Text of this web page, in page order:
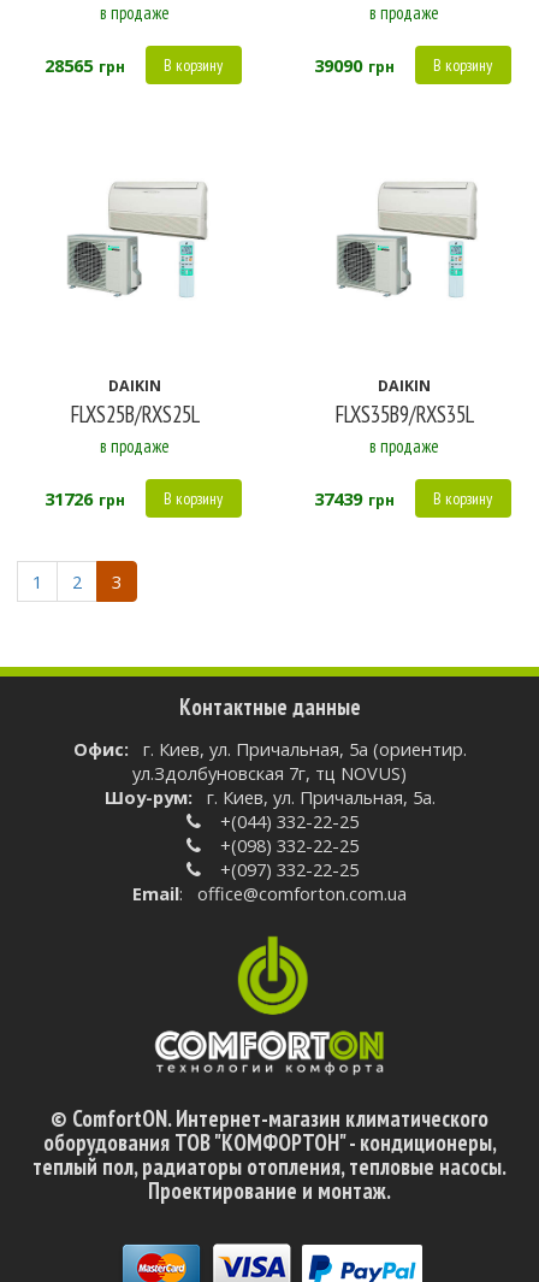
в продаже
28565 грн В корзину
в продаже
39090 грн В корзину
DAIKIN
FLXS25B/RXS25L
в продаже
31726 грн В корзину
DAIKIN
FLXS35B9/RXS35L
в продаже
37439 грн В корзину
1 2 3
Контактные данные
Oфис:
г. Киев, ул. Причальная, 5а (ориентир.
ул.Здолбуновская 7г, тц NOVUS)
Шоу-рум:
г. Киев, ул. Причальная, 5а.
+(044) 332-22-25
+(098) 332-22-25
+(097) 332-22-25
Email: office@comforton.com.ua
© ComfortON. Интернет-магазин климатического
оборудования ТОВ "КОМФОРТОН" - кондиционеры,
теплый пол, радиаторы отопления, тепловые насосы.
Проектирование и монтаж.